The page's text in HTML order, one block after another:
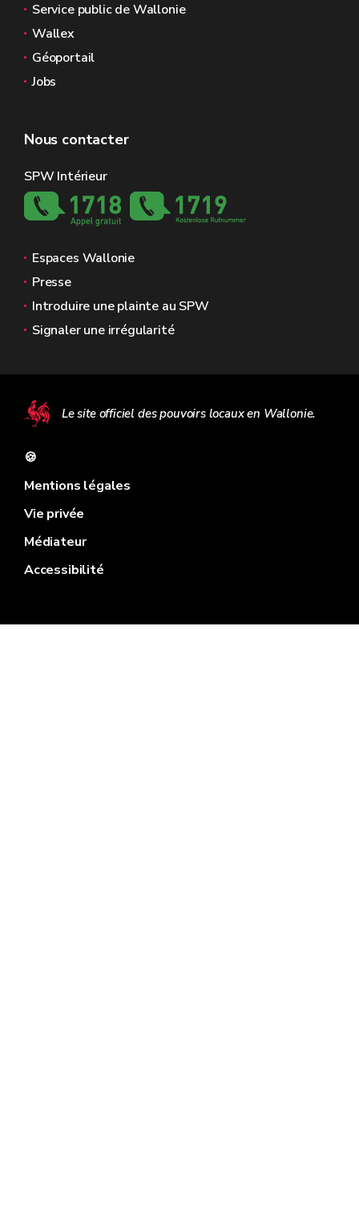
Service public de Wallonie
Wallex
Géoportail
Jobs
Nous contacter
SPW Intérieur
Espaces Wallonie
Presse
Introduire une plainte au SPW
Signaler une irrégularité
Le site officiel des pouvoirs locaux en Wallonie.
🍪
Mentions légales
Vie privée
Médiateur
Accessibilité